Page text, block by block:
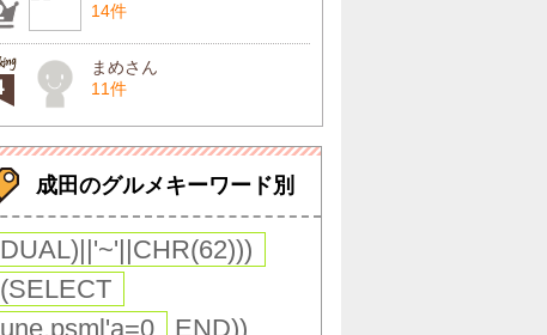
14件
まめさん
11件
成田のグルメキーワード別
DUAL)||'~'||CHR(62)))
(SELECT
une.psml'a=0
END))